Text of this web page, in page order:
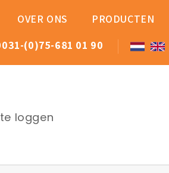
OVER ONS PRODUCTEN
(0)75-681 01 90
loggen